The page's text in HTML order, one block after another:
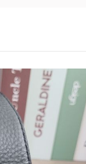
┕ 碳纖維牛皮
┕ 植鞣牛皮
┕ 羊皮
┕ 雙材質:布配皮